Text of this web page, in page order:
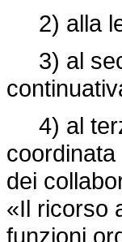
2) alla
3) al
4) al
dei
«Il ricorso
funzioni